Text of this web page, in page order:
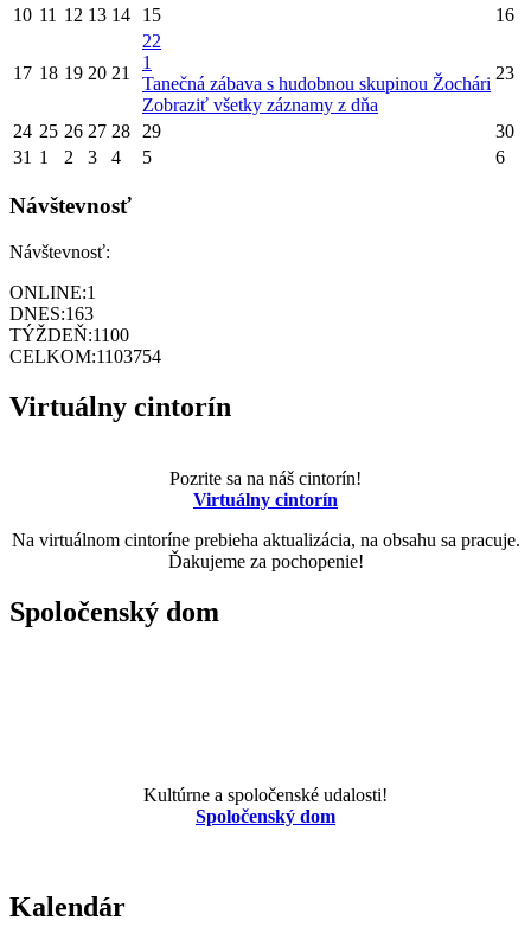
10 11 12 13 14 15 16
17 18 19 20 21
22
1
Tanečná zábava s hudobnou skupinou Žochári
Zobraziť všetky záznamy z dňa
23
24 25 26 27 28 29
30
31 1 2 3 4 5 6
Návštevnosť
Návštevnosť:
ONLINE:1
DNES:163
TÝŽDEŇ:1100
CELKOM:1103754
Virtuálny cintorín
Pozrite sa na náš cintorín!
Virtuálny cintorín
Na virtuálnom cintoríne prebieha aktualizácia, na obsahu sa pracuje.
Ďakujeme za pochopenie!
Spoločenský dom
Kultúrne a spoločenské udalosti!
Spoločenský dom
Kalendár